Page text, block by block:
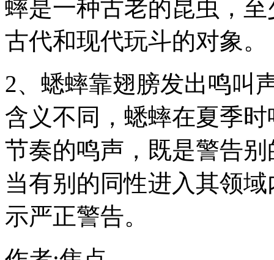
蟀是一种古老的昆虫，
古代和现代玩斗的对象。
2、蟋蟀靠翅膀发出鸣叫
含义不同，蟋蟀在夏季
节奏的鸣声，既是警告
当有别的同性进入其领
示严正警告。